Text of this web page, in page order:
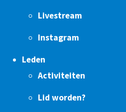
Livestream
Instagram
Leden
Activiteiten
Lid worden?